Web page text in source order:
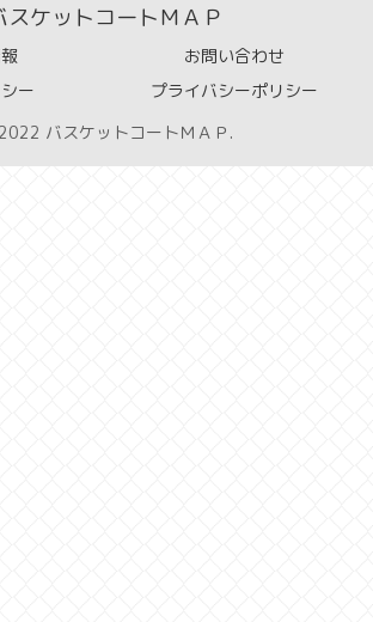
スケットコートＭＡＰ
お問い合わせ
ー
プライバシーポリシー
バスケットコートＭＡＰ.